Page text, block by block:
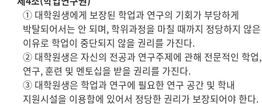
① 대학원생에게 보장된 학업과 연구의 기회가 부당하게
박탈되어서는 안 되며, 학위과정을 마칠 때까지 정당하지 않은
이유로 학업이 중단되지 않을 권리를 가진다.
② 대학원생은 자신의 전공과 연구주제에 관해 전문적인 학업,
연구, 훈련 및 멘토십을 받을 권리를 가진다.
③ 대학원생은 학업과 연구에 필요한 연구 공간 및 학내
지원시설을 이용함에 있어서 정당한 권리가 보장되어야 한다.